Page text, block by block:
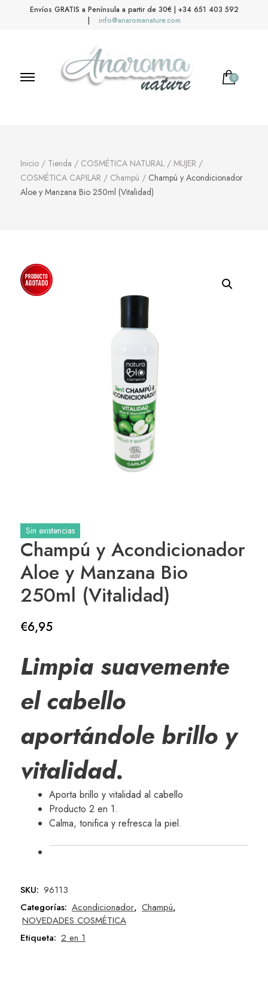
Envíos GRATIS a Península a partir de 30€ | +34 651 403 592
|
info@anaromanature.com
0
Inicio / Tienda / COSMÉTICA NATURAL / MUJER /
COSMÉTICA CAPILAR / Champú / Champú y Acondicionador
Aloe y Manzana Bio 250ml (Vitalidad)
Champú y Acondicionador
Aloe y Manzana Bio
250ml (Vitalidad)
€6,95
Limpia suavemente
el cabello
aportándole brillo y
vitalidad.
Aporta brillo y vitalidad al cabello
Producto 2 en 1.
Calma, tonifica y refresca la piel.
Sin existencias
SKU: 96113
Categorías: Acondicionador, Champú,
NOVEDADES COSMÉTICA
Etiqueta: 2 en 1